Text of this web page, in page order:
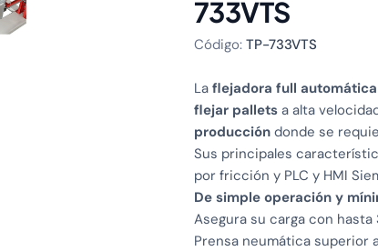
733VTS
Código: TP-733VTS
La flejadora full
flejar pallets a alta
producción donde se
Sus principales
por fricción y PLC y HMI
De simple operación y
Asegura su carga con hasta
Prensa neumática superior